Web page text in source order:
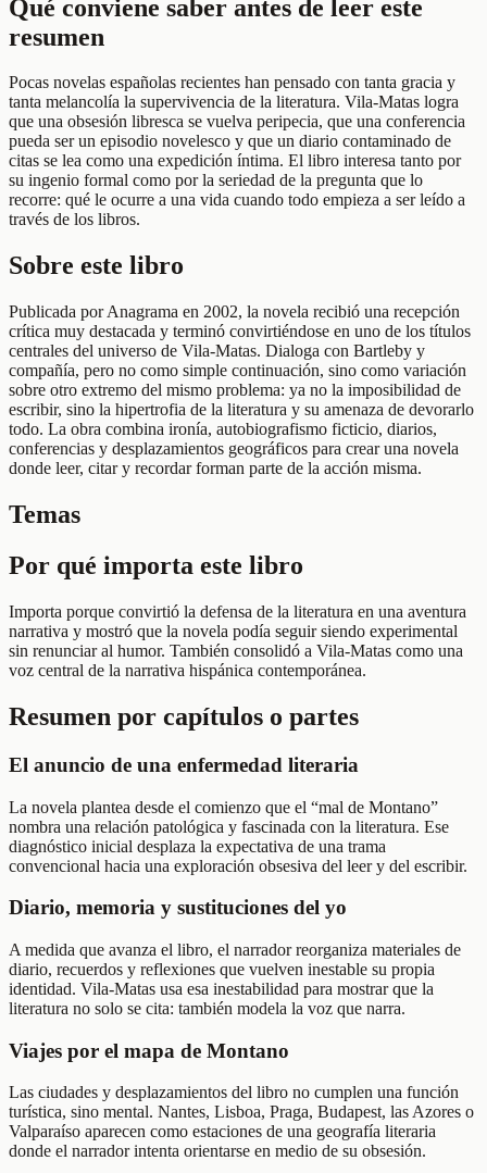
Qué conviene saber antes de leer este
resumen
Pocas novelas españolas recientes han pensado con tanta gracia y
tanta melancolía la supervivencia de la literatura. Vila-Matas logra
que una obsesión libresca se vuelva peripecia, que una conferencia
pueda ser un episodio novelesco y que un diario contaminado de
citas se lea como una expedición íntima. El libro interesa tanto por
su ingenio formal como por la seriedad de la pregunta que lo
recorre: qué le ocurre a una vida cuando todo empieza a ser leído a
través de los libros.
Sobre este libro
Publicada por Anagrama en 2002, la novela recibió una recepción
crítica muy destacada y terminó convirtiéndose en uno de los títulos
centrales del universo de Vila-Matas. Dialoga con Bartleby y
compañía, pero no como simple continuación, sino como variación
sobre otro extremo del mismo problema: ya no la imposibilidad de
escribir, sino la hipertrofia de la literatura y su amenaza de devorarlo
todo. La obra combina ironía, autobiografismo ficticio, diarios,
conferencias y desplazamientos geográficos para crear una novela
donde leer, citar y recordar forman parte de la acción misma.
Temas
Por qué importa este libro
Importa porque convirtió la defensa de la literatura en una aventura
narrativa y mostró que la novela podía seguir siendo experimental
sin renunciar al humor. También consolidó a Vila-Matas como una
voz central de la narrativa hispánica contemporánea.
Resumen por capítulos o partes
El anuncio de una enfermedad literaria
La novela plantea desde el comienzo que el “mal de Montano”
nombra una relación patológica y fascinada con la literatura. Ese
diagnóstico inicial desplaza la expectativa de una trama
convencional hacia una exploración obsesiva del leer y del escribir.
Diario, memoria y sustituciones del yo
A medida que avanza el libro, el narrador reorganiza materiales de
diario, recuerdos y reflexiones que vuelven inestable su propia
identidad. Vila-Matas usa esa inestabilidad para mostrar que la
literatura no solo se cita: también modela la voz que narra.
Viajes por el mapa de Montano
Las ciudades y desplazamientos del libro no cumplen una función
turística, sino mental. Nantes, Lisboa, Praga, Budapest, las Azores o
Valparaíso aparecen como estaciones de una geografía literaria
donde el narrador intenta orientarse en medio de su obsesión.